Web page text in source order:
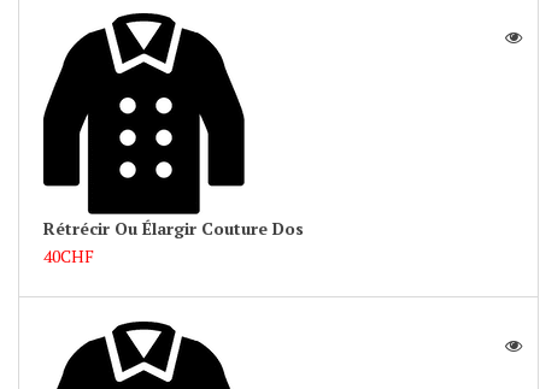
Rétrécir Ou Élargir Couture Dos
40CHF